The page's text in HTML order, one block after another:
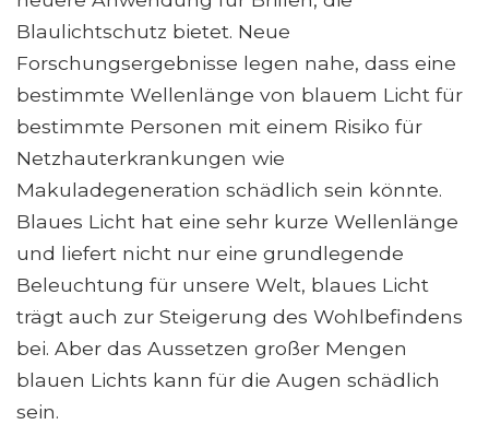
Blaulichtschutz bietet. Neue
Forschungsergebnisse legen nahe, dass eine
bestimmte Wellenlänge von blauem Licht für
bestimmte Personen mit einem Risiko für
Netzhauterkrankungen wie
Makuladegeneration schädlich sein könnte.
Blaues Licht hat eine sehr kurze Wellenlänge
und liefert nicht nur eine grundlegende
Beleuchtung für unsere Welt, blaues Licht
trägt auch zur Steigerung des Wohlbefindens
bei. Aber das Aussetzen großer Mengen
blauen Lichts kann für die Augen schädlich
sein.